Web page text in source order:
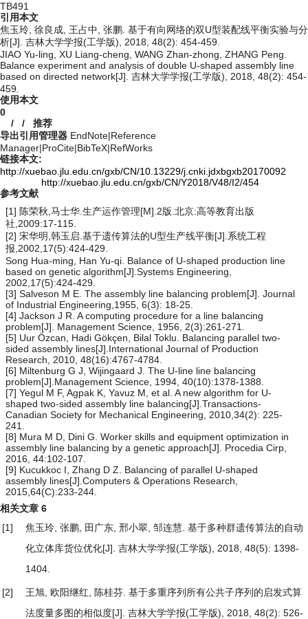
TB491
引用本文
焦玉玲, 徐良成, 王占中, 张鹏. 基于有向网络的双U型装配线平衡实验与分
析[J]. 吉林大学学报(工学版), 2018, 48(2): 454-459.
JIAO Yu-ling, XU Liang-cheng, WANG Zhan-zhong, ZHANG Peng.
Balance experiment and analysis of double U-shaped assembly line
based on directed network[J]. 吉林大学学报(工学版), 2018, 48(2): 454-
459.
使用本文
0
/ / 推荐
导出引用管理器 EndNote|Reference
Manager|ProCite|BibTeX|RefWorks
链接本文:
http://xuebao.jlu.edu.cn/gxb/CN/10.13229/j.cnki.jdxbgxb20170092
http://xuebao.jlu.edu.cn/gxb/CN/Y2018/V48/I2/454
参考文献
[1] 陈荣秋,马士华.生产运作管理[M].2版.北京:高等教育出版
社,2009:17-115.
[2] 宋华明,韩玉启.基于遗传算法的U型生产线平衡[J].系统工程
报,2002,17(5):424-429.
Song Hua-ming, Han Yu-qi. Balance of U-shaped production line
based on genetic algorithm[J].Systems Engineering,
2002,17(5):424-429.
[3] Salveson M E. The assembly line balancing problem[J]. Journal
of Industrial Engineering,1955, 6(3): 18-25.
[4] Jackson J R. A computing procedure for a line balancing
problem[J]. Management Science, 1956, 2(3):261-271.
[5] Uur Özcan, Hadi Gökçen, Bilal Toklu. Balancing parallel two-
sided assembly lines[J].International Journal of Production
Research, 2010, 48(16):4767-4784.
[6] Miltenburg G J, Wijingaard J. The U-line line balancing
problem[J].Management Science, 1994, 40(10):1378-1388.
[7] Yegul M F, Agpak K, Yavuz M, et al. A new algorithm for U-
shaped two-sided assembly line balancing[J].Transactions-
Canadian Society for Mechanical Engineering, 2010,34(2): 225-
241.
[8] Mura M D, Dini G. Worker skills and equipment optimization in
assembly line balancing by a genetic approach[J]. Procedia Cirp,
2016, 44:102-107.
[9] Kucukkoc I, Zhang D Z. Balancing of parallel U-shaped
assembly lines[J].Computers & Operations Research,
2015,64(C):233-244.
相关文章 6
[1]
焦玉玲, 张鹏, 田广东, 邢小翠, 邹连慧. 基于多种群遗传算法的自动
化立体库货位优化[J]. 吉林大学学报(工学版), 2018, 48(5): 1398-
1404.
[2] 王旭, 欧阳继红, 陈桂芬. 基于多重序列所有公共子序列的启发式算
法度量多图的相似度[J]. 吉林大学学报(工学版), 2018, 48(2): 526-